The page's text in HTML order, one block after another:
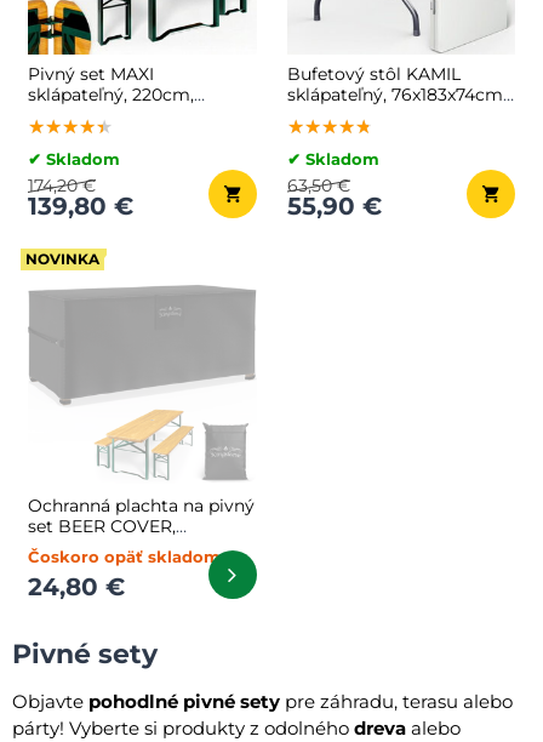
Pivný set MAXI
sklápateľný, 220cm,
prírodná hnedá
★★★★★
★★★★★
★★★★★
✔ Skladom
139,80 €
174,20 €
Bufetový stôl KAMIL
sklápateľný, 76x183x74cm,
biela
★★★★★
★★★★★
★★★★★
✔ Skladom
55,90 €
63,50 €
NOVINKA
Ochranná plachta na pivný
set BEER COVER,
180x90x74cm, antracitová
Čoskoro opäť skladom
24,80 €
Pivné sety
Objavte pohodlné pivné sety pre záhradu, terasu alebo
párty! Vyberte si produkty z odolného dreva alebo